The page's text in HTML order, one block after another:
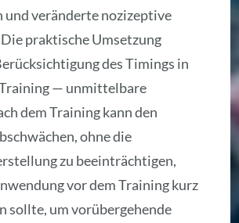
veränderte nozizeptive
praktische Umsetzung
des Timings in
Training — unmittelbare
dem Training kann den
ohne die
zu beeinträchtigen,
vor dem Training kurz
sollte, um vorübergehende